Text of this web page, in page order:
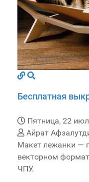
Бесплатная
Пятница, 22
Айрат
Макет лежанки —
векторном
ЧПУ.